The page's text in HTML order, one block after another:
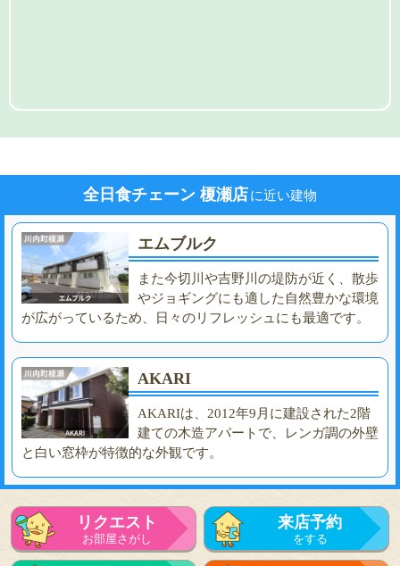
全日食チェーン 榎瀬店に近い建物
エムブルク
また今切川や吉野川の堤防が近く、散歩
やジョギングにも適した自然豊かな環境
が広がっているため、日々のリフレッシュにも最適です。
AKARI
AKARIは、2012年9月に建設された2階
建ての木造アパートで、レンガ調の外壁
と白い窓枠が特徴的な外観です。
リクエスト
お部屋さがし
来店予約
をする